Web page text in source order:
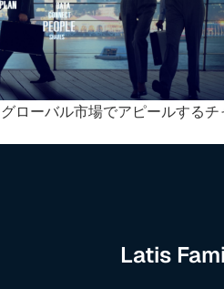
ローバル市場でアピールする
Latis